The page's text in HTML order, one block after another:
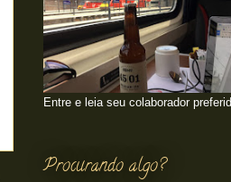
Entre e leia seu colaborador
Procurando algo?